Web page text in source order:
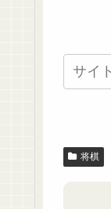
将棋